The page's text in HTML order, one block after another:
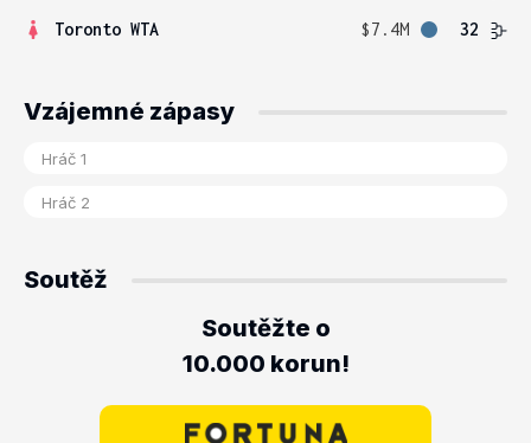
Toronto WTA
$7.4M 32
Vzájemné zápasy
Soutěž
Soutěžte o
10.000 korun!